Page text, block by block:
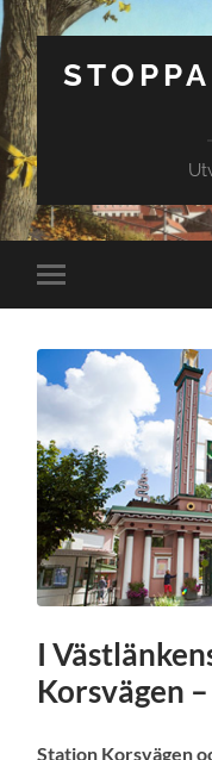
Slå
på/av
I
Korsvägen
Station Korsvägen